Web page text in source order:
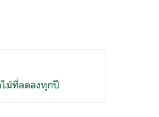
ม้ที่ลดลงทุกปี